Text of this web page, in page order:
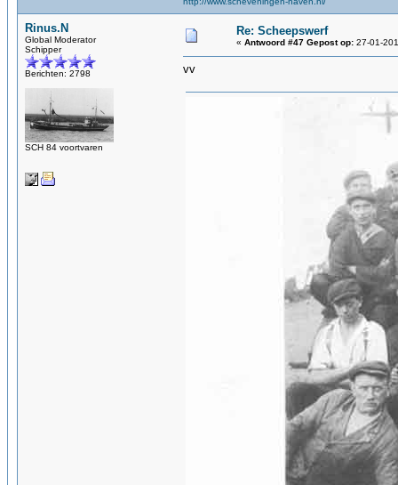
Rinus.N
Global Moderator
Schipper
Berichten: 2798
SCH 84 voortvaren
Re: Scheepswerf
« Antwoord #47 Gepost op: 27-01-
vv